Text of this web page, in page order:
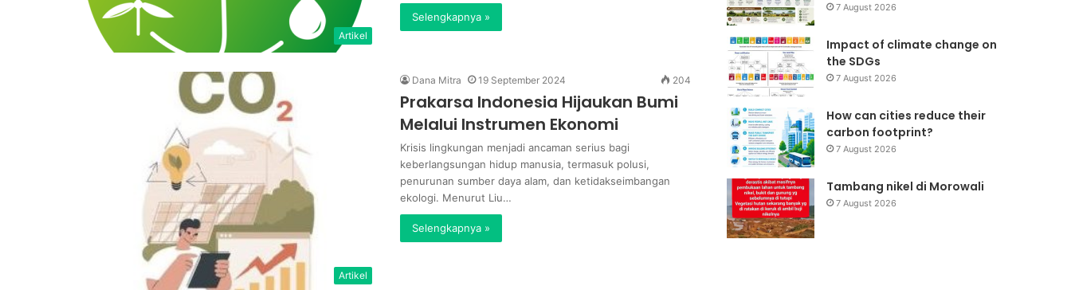
Artikel
Selengkapnya »
Artikel
Dana Mitra 19 September 2024 204
Prakarsa Indonesia Hijaukan Bumi
Melalui Instrumen Ekonomi
Krisis lingkungan menjadi ancaman serius bagi
keberlangsungan hidup manusia, termasuk polusi,
penurunan sumber daya alam, dan ketidakseimbangan
ekologi. Menurut Liu…
Selengkapnya »
7 August 2026
Impact of climate change on
the SDGs
7 August 2026
How can cities reduce their
carbon footprint?
7 August 2026
Tambang nikel di Morowali
7 August 2026
Peluncuran